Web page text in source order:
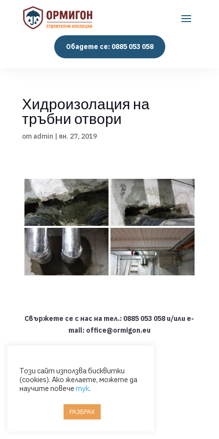
Обадете се: 0885 053 058
Хидроизолация на
тръбни отвори
от admin | ян. 27, 2019
Свържете се с нас на тел.: 0885 053 058 и/или e-
mail: office@ormigon.eu
Този сайт използва бисквитки
(cookies). Ако желаете, можете да
научите повече тук.
РАЗБРАХ